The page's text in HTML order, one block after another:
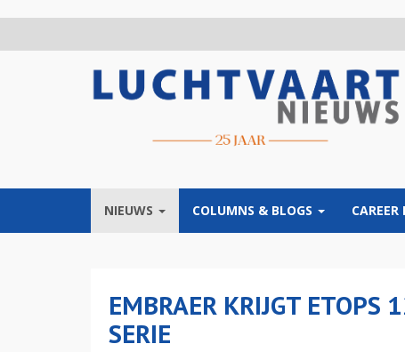
NIEUWS COLUMNS & BLOGS CAREER
EMBRAER KRIJGT ETOPS
SERIE